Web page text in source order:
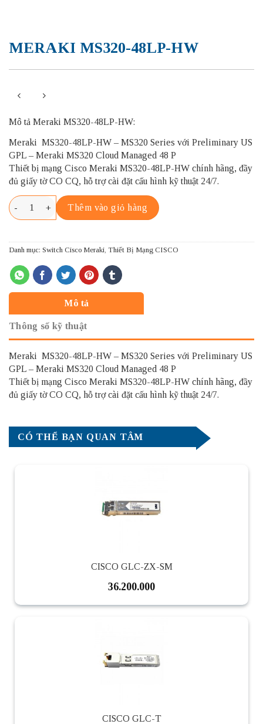
MERAKI MS320-48LP-HW
Mô tả Meraki MS320-48LP-HW:
Meraki MS320-48LP-HW – MS320 Series với Preliminary US
GPL – Meraki MS320 Cloud Managed 48 P
Thiết bị mạng Cisco Meraki MS320-48LP-HW chính hãng, đầy
đủ giấy tờ CO CQ, hỗ trợ cài đặt cấu hình kỹ thuật 24/7.
MERAKI MS320-48LP-HW số lượng
Thêm vào giỏ hàng
Danh mục: Switch Cisco Meraki Thiết Bị Mạng CISCO
Mô tả
Thông số kỹ thuật
Meraki MS320-48LP-HW – MS320 Series với Preliminary US
GPL – Meraki MS320 Cloud Managed 48 P
Thiết bị mạng Cisco Meraki MS320-48LP-HW chính hãng, đầy
đủ giấy tờ CO CQ, hỗ trợ cài đặt cấu hình kỹ thuật 24/7.
CÓ THỂ BẠN QUAN TÂM
CISCO GLC-ZX-SM
36.200.000
CISCO GLC-T